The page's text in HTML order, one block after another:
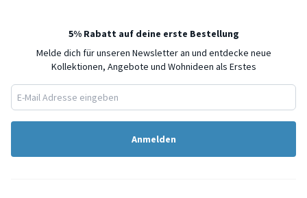
5% Rabatt auf deine erste Bestellung
Melde dich für unseren Newsletter an und entdecke neue
Kollektionen, Angebote und Wohnideen als Erstes
Anmelden